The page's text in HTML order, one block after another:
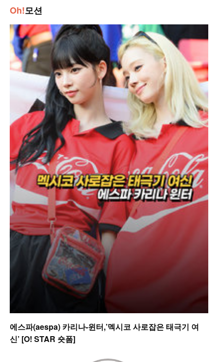
Oh!모션
에스파(aespa) 카리나-윈터,’멕시코 사로잡은 태극기 여
신’ [O! STAR 숏폼]